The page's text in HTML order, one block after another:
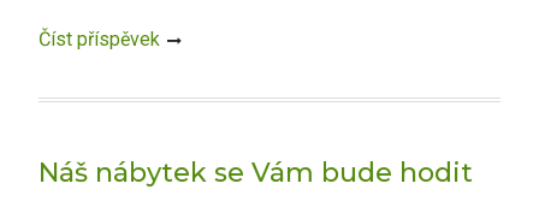
Číst příspěvek
Náš nábytek se Vám bude hodit